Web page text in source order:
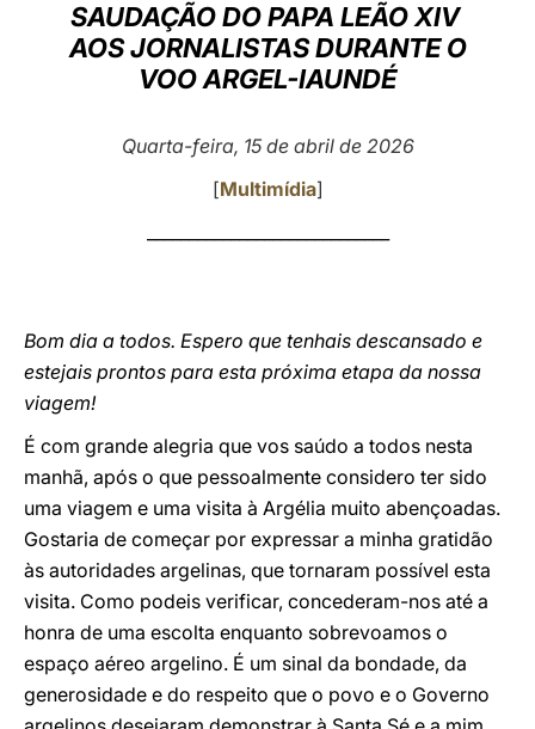
SAUDAÇÃO DO PAPA LEÃO XIV
AOS JORNALISTAS DURANTE O
VOO ARGEL-IAUNDÉ
Quarta-feira, 15 de abril de 2026
[Multimídia]
Bom dia a todos. Espero que tenhais descansado e
estejais prontos para esta próxima etapa da nossa
viagem!
É com grande alegria que vos saúdo a todos nesta
manhã, após o que pessoalmente considero ter sido
uma viagem e uma visita à Argélia muito abençoadas.
Gostaria de começar por expressar a minha gratidão
às autoridades argelinas, que tornaram possível esta
visita. Como podeis verificar, concederam-nos até a
honra de uma escolta enquanto sobrevoamos o
espaço aéreo argelino. É um sinal da bondade, da
generosidade e do respeito que o povo e o Governo